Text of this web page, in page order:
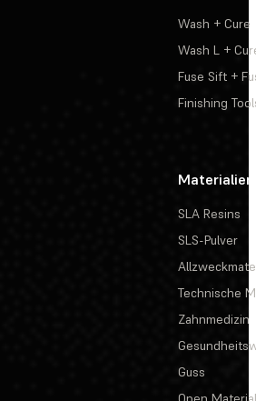
Wash + Cure
Wash L +
Fuse Sift +
Finishing
Materialien
SLA Resins
SLS-Pulver
Technische
Zahnmedizin
Guss